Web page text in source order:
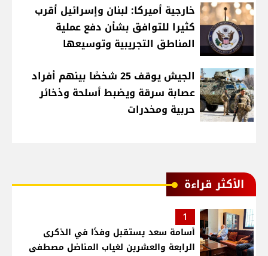
خارجية أميركا: لبنان وإسرائيل أقرب
كثيرا للتوافق بشأن دفع عملية
المناطق التجريبية وتوسيعها
الجيش يوقف 25 شخصًا بينهم أفراد
عصابة سرقة ويضبط أسلحة وذخائر
حربية ومخدرات
الأكثر قراءة
1
أسامة سعد يستقبل وفدًا في الذكرى
الرابعة والعشرين لغياب المناضل مصطفى